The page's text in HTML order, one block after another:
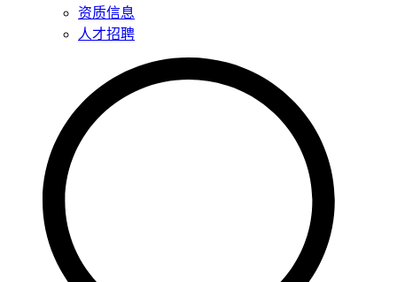
资质信息
人才招聘